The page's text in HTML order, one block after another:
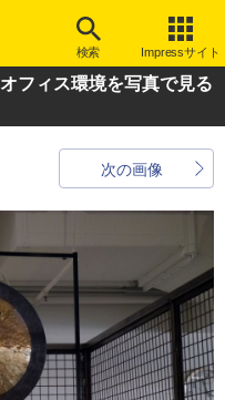
検索 Impressサイト
フィス環境を写真で見る
次の画像